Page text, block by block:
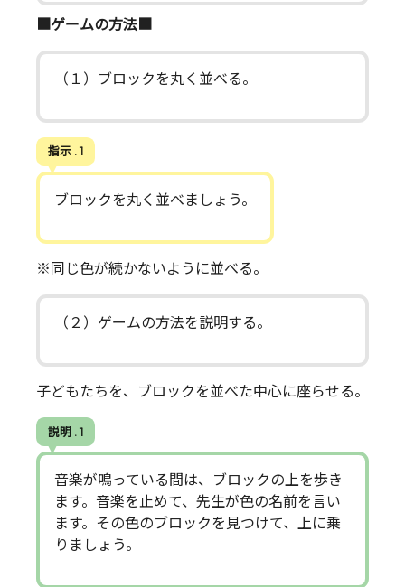
■ゲームの方法■
（１）ブロックを丸く並べる。
指示 . 1
ブロックを丸く並べましょう。
※同じ色が続かないように並べる。
（２）ゲームの方法を説明する。
子どもたちを、ブロックを並べた中心に座らせる。
説明 . 1
音楽が鳴っている間は、ブロックの上を歩き
ます。音楽を止めて、先生が色の名前を言い
ます。その色のブロックを見つけて、上に乗
りましょう。